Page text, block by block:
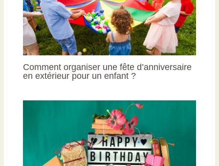
Comment organiser une fête d’anniversaire
en extérieur pour un enfant ?